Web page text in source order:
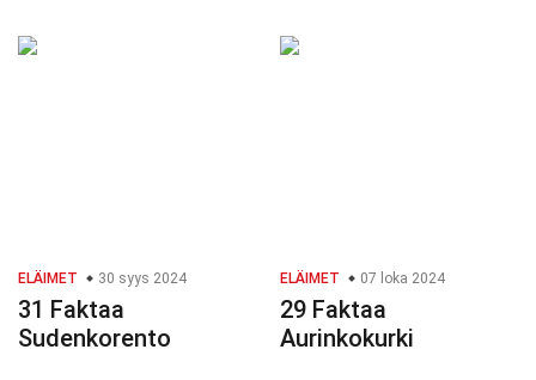
ELÄIMET 30 syys 2024
31 Faktaa
Sudenkorento
ELÄIMET 07 loka 2024
29 Faktaa
Aurinkokurki